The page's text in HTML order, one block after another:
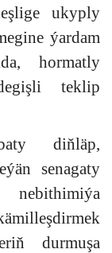
ukyply
ýardam
hormatly
teklip
diňläp,
senagaty
nebithimiýa
durmuşa